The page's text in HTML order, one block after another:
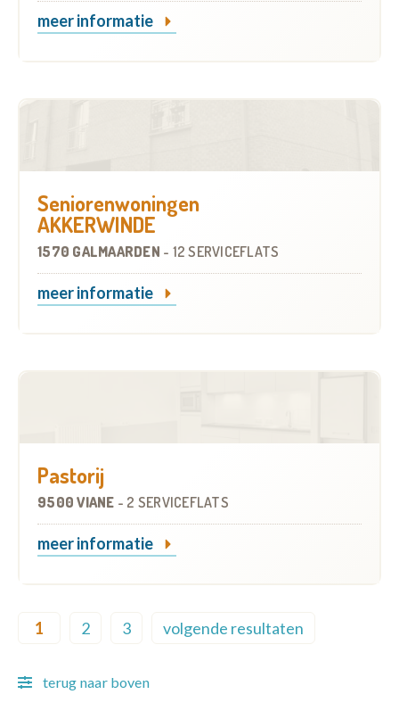
meer informatie
Seniorenwoningen
AKKERWINDE
1570 GALMAARDEN - 12 SERVICEFLATS
meer informatie
Pastorij
9500 VIANE - 2 SERVICEFLATS
meer informatie
1 2 3 volgende resultaten
terug naar boven